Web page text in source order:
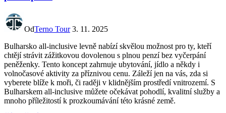
OdTerno Tour 3. 11. 2025
Bulharsko all-inclusive levně nabízí skvělou možnost pro ty, kteří
chtějí strávit zážitkovou dovolenou s plnou penzí bez vyčerpání
peněženky. Tento koncept zahrnuje ubytování, jídlo a někdy i
volnočasové aktivity za příznivou cenu. Záleží jen na vás, zda si
vyberete blíže k moři, či raději v klidnějším prostředí vnitrozemí. S
Bulharskem all-inclusive můžete očekávat pohodlí, kvalitní služby a
mnoho příležitostí k prozkoumávání této krásné země.